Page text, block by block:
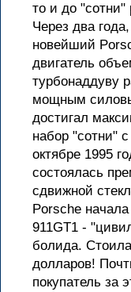
то и до "сотни"
Через два
новейший
двигатель
турбонаддуву
мощным
достигал
набор "сотни"
октябре 1995
состоялась
сдвижной
Porsche
911GT1 -
болида.
долларов!
покупатель за